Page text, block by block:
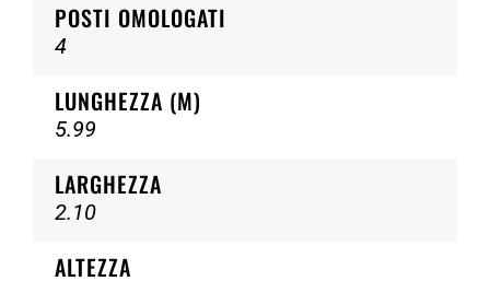
POSTI OMOLOGATI
4
LUNGHEZZA (M)
5.99
LARGHEZZA
2.10
ALTEZZA